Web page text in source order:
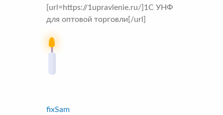
[url=https://1upravlenie.ru/]1С УНФ
для оптовой торговли[/url]
fixSam